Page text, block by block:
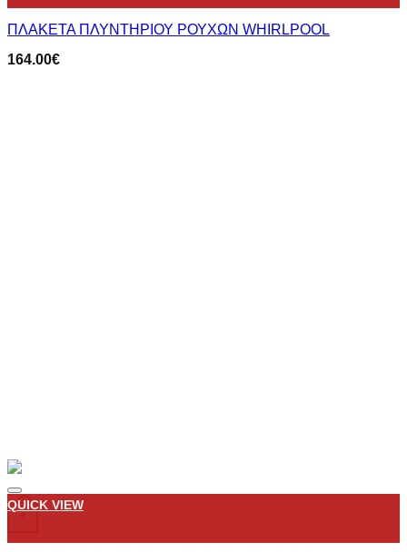
ΠΛΑΚΕΤΑ ΠΛΥΝΤΗΡΙΟΥ ΡΟΥΧΩΝ WHIRLPOOL
164.00€
Add to wishlist
+
QUICK VIEW